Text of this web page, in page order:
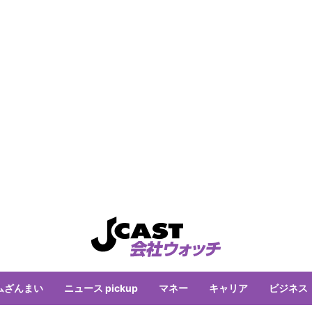
ざんまい ニュース pickup マネー キャリア ビジネス